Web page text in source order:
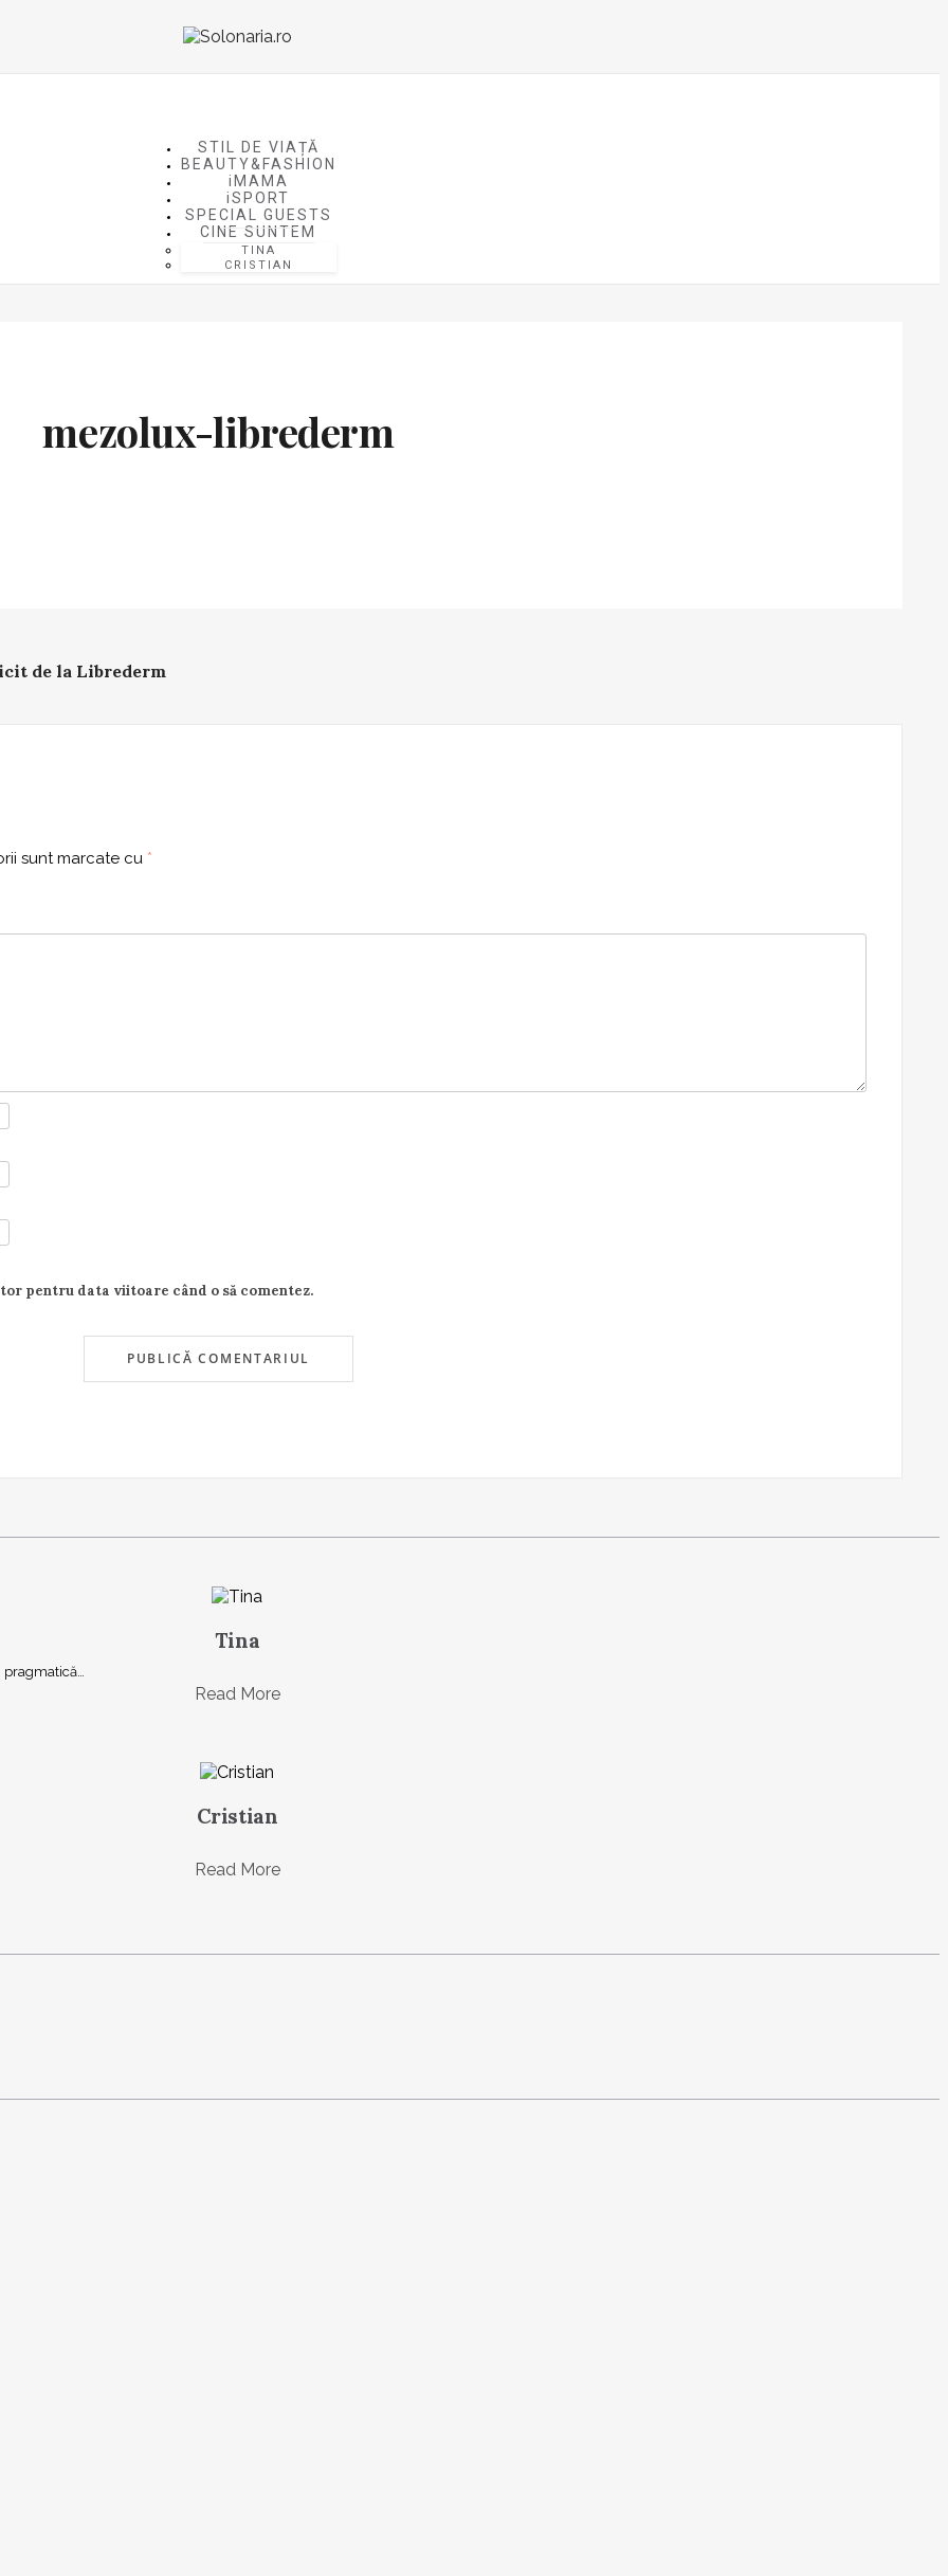
STIL DE VIAȚĂ
BEAUTY&FASHION
iMAMA
iSPORT
SPECIAL GUESTS
CINE SUNTEM
TINA
CRISTIAN
mezolux-librederm
de la Librederm
sunt marcate cu *
pentru data viitoare când o să comentez.
Tina
Read More
Cristian
Read More